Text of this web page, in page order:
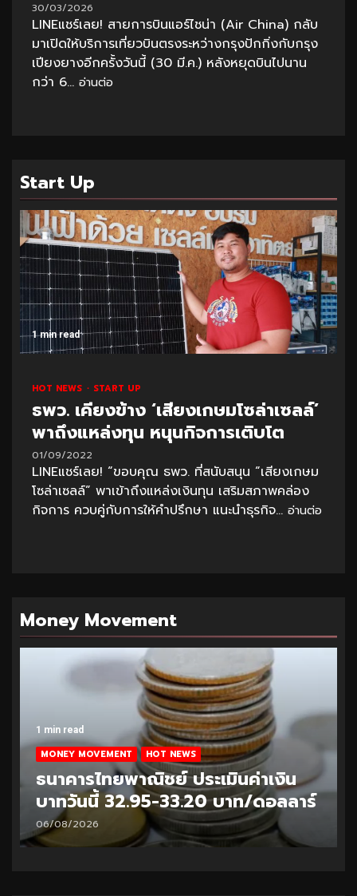
30/03/2026
LINEแชร์เลย! สายการบินแอร์ไชน่า (Air China) กลับ
มาเปิดให้บริการเที่ยวบินตรงระหว่างกรุงปักกิ่งกับกรุง
เปียงยางอีกครั้งวันนี้ (30 มี.ค.) หลังหยุดบินไปนาน
กว่า 6... อ่านต่อ
Start Up
1 min read
HOT NEWS START UP
ธพว. เคียงข้าง ‘เสียงเกษมโซล่าเซลล์’
พาถึงแหล่งทุน หนุนกิจการเติบโต
01/09/2022
LINEแชร์เลย! “ขอบคุณ ธพว. ที่สนับสนุน “เสียงเกษม
โซล่าเซลล์” พาเข้าถึงแหล่งเงินทุน เสริมสภาพคล่อง
กิจการ ควบคู่กับการให้คำปรึกษา แนะนำธุรกิจ... อ่านต่อ
Money Movement
1 min read
MONEY MOVEMENT HOT NEWS
ธนาคารไทยพาณิชย์ ประเมินค่าเงิน
บาทวันนี้ 33.10-33.35 บาท/ดอลลาร์
05/08/2026